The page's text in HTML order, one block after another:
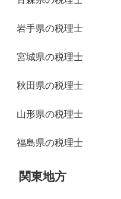
岩手県の税理士
宮城県の税理士
秋田県の税理士
山形県の税理士
福島県の税理士
関東地方